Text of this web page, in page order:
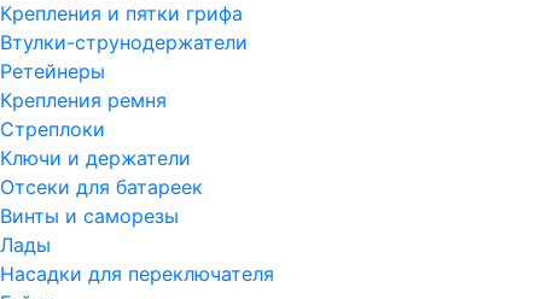
Крепления и пятки грифа
Втулки-струнодержатели
Ретейнеры
Крепления ремня
Стреплоки
Ключи и держатели
Отсеки для батареек
Винты и саморезы
Лады
Насадки для переключателя